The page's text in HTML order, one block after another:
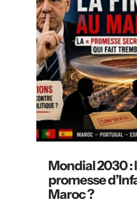
Mondial 2030 :
promesse
Maroc ?